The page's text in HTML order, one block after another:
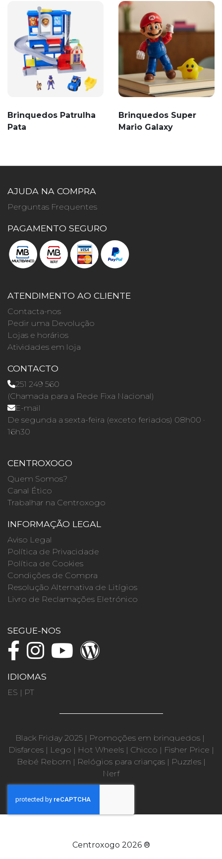
Brinquedos Patrulha
Pata
Brinquedos Super
Mario Galaxy
AJUDA NA COMPRA
Perguntas Frequentes
PAGAMENTO SEGURO
ATENDIMENTO AO CLIENTE
Contacta-nos
Pedir uma Devolução
Lojas e horários
Atividades em loja
CONTACTO
251 249 560
(Chamada para a Rede Fixa Nacional)
E-mail
De segunda a sexta-feira (exceto feriados) 08h00 ·
16h30
CENTROXOGO
Quem Somos?
Canal Ético
Trabalhar na Centroxogo
INFORMAÇÃO LEGAL
Aviso Legal
Política de Privacidade
Política de Cookies
Condições de Compra
Resolução Alternativa de Litígios
Livro de Reclamações Eletrónico
SEGUE-NOS
IDIOMAS
ES | PT
Black Friday 2025 | Promoções em brinquedos |
Disfarces| Lego | Hot Wheels| Chicco | Fisher Price |
Bebé Reborn | Relógios para crianças| Puzzles|
Nerf
Centroxogo 2026 ®